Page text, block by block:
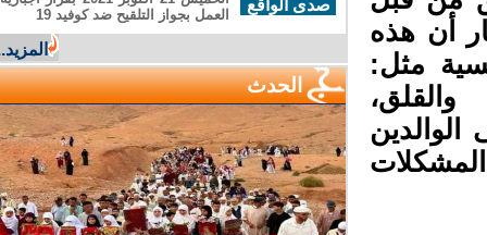
أن هذه
مثل:
صدى الواقع
العمل بجواز التلقيح ضد كوفيد 19
المزيد...
الحدث